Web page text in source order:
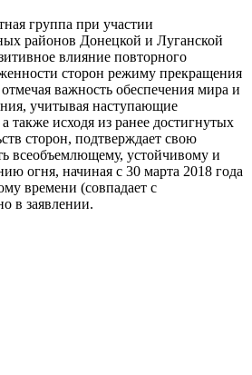
группа при участии
районов Донецкой и Луганской
влияние повторного
сторон режиму прекращения
важность обеспечения мира и
учитывая наступающие
также исходя из ранее достигнутых
сторон, подтверждает свою
всеобъемлющему, устойчивому и
огня, начиная с 30 марта 2018 года
времени (совпадает с
в заявлении.